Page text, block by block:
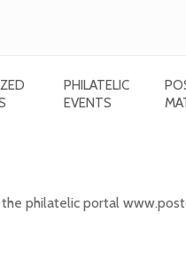
PHILATELIC
EVENTS
philatelic portal